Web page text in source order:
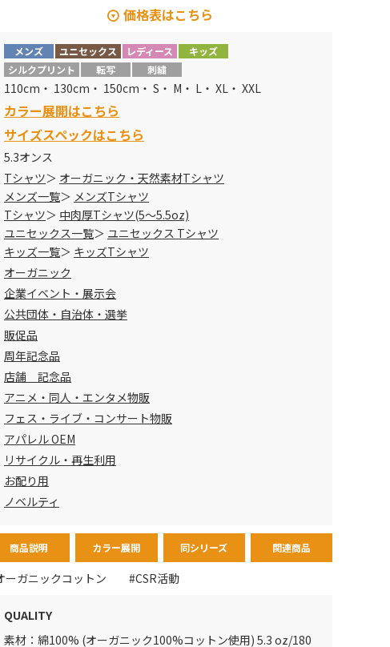
価格表はこちら
メーカー定価
販売価格
110~150cm
1540円 →
780円
S~XL
1760円
XXL
メンズ ユニセックス レディース
キッズ
シルクプリント
転写 刺繍
110cm・ 130cm・ 150cm・ S・ M・ L・ XL・ XXL
カラー展開はこちら
サイズスペックはこちら
5.3オンス
Tシャツ
オーガニック・天然素材Tシャツ
メンズ一覧
メンズTシャツ
Tシャツ
中肉厚Tシャツ(5～5.5oz)
ユニセックス一覧
ユニセックス Tシャツ
キッズ一覧
キッズTシャツ
オーガニック
企業イベント・展示会
公共団体・自治体・選挙
販促品
周年記念品
店舗 記念品
アニメ・同人・エンタメ物販
フェス・ライブ・コンサート物販
アパレル OEM
リサイクル・再生利用
お配り用
ノベルティ
商品説明 カラー展開 同シリーズ 関連商品
ーガニックコットン #CSR活動
QUALITY
素材：綿100% (オーガニック100%コットン使用) 5.3 oz/180